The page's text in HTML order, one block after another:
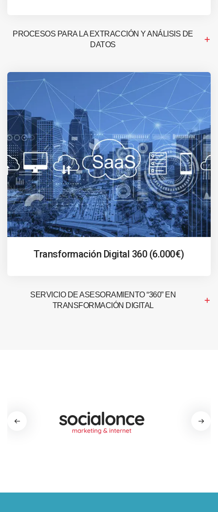
PROCESOS PARA LA EXTRACCIÓN Y ANÁLISIS DE
DATOS
Transformación Digital 360 (6.000€)
SERVICIO DE ASESORAMIENTO “360” EN
TRANSFORMACIÓN DIGITAL